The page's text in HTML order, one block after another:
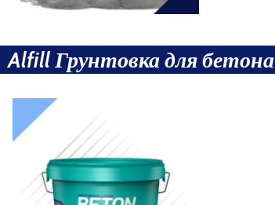
Alfill Грунтовка для бетона